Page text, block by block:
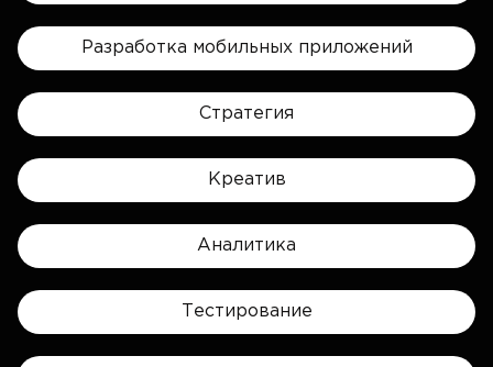
Разработка мобильных приложений
Стратегия
Креатив
Аналитика
Тестирование